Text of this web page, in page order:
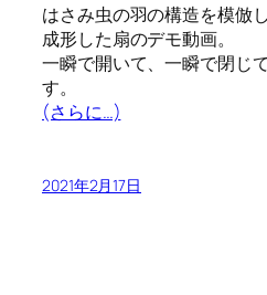
はさみ虫の羽の構造を模倣
成形した扇のデモ動画。
一瞬で開いて、一瞬で閉じ
す。
(さらに…)
2021年2月17日